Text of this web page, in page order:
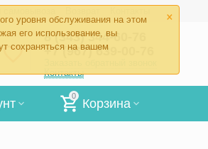
×
уровня обслуживания на этом
его использование, вы
сохраняться на вашем
8 (343) 344-60-76
+7 (967) 639-00-76
Контакты
0
Корзина